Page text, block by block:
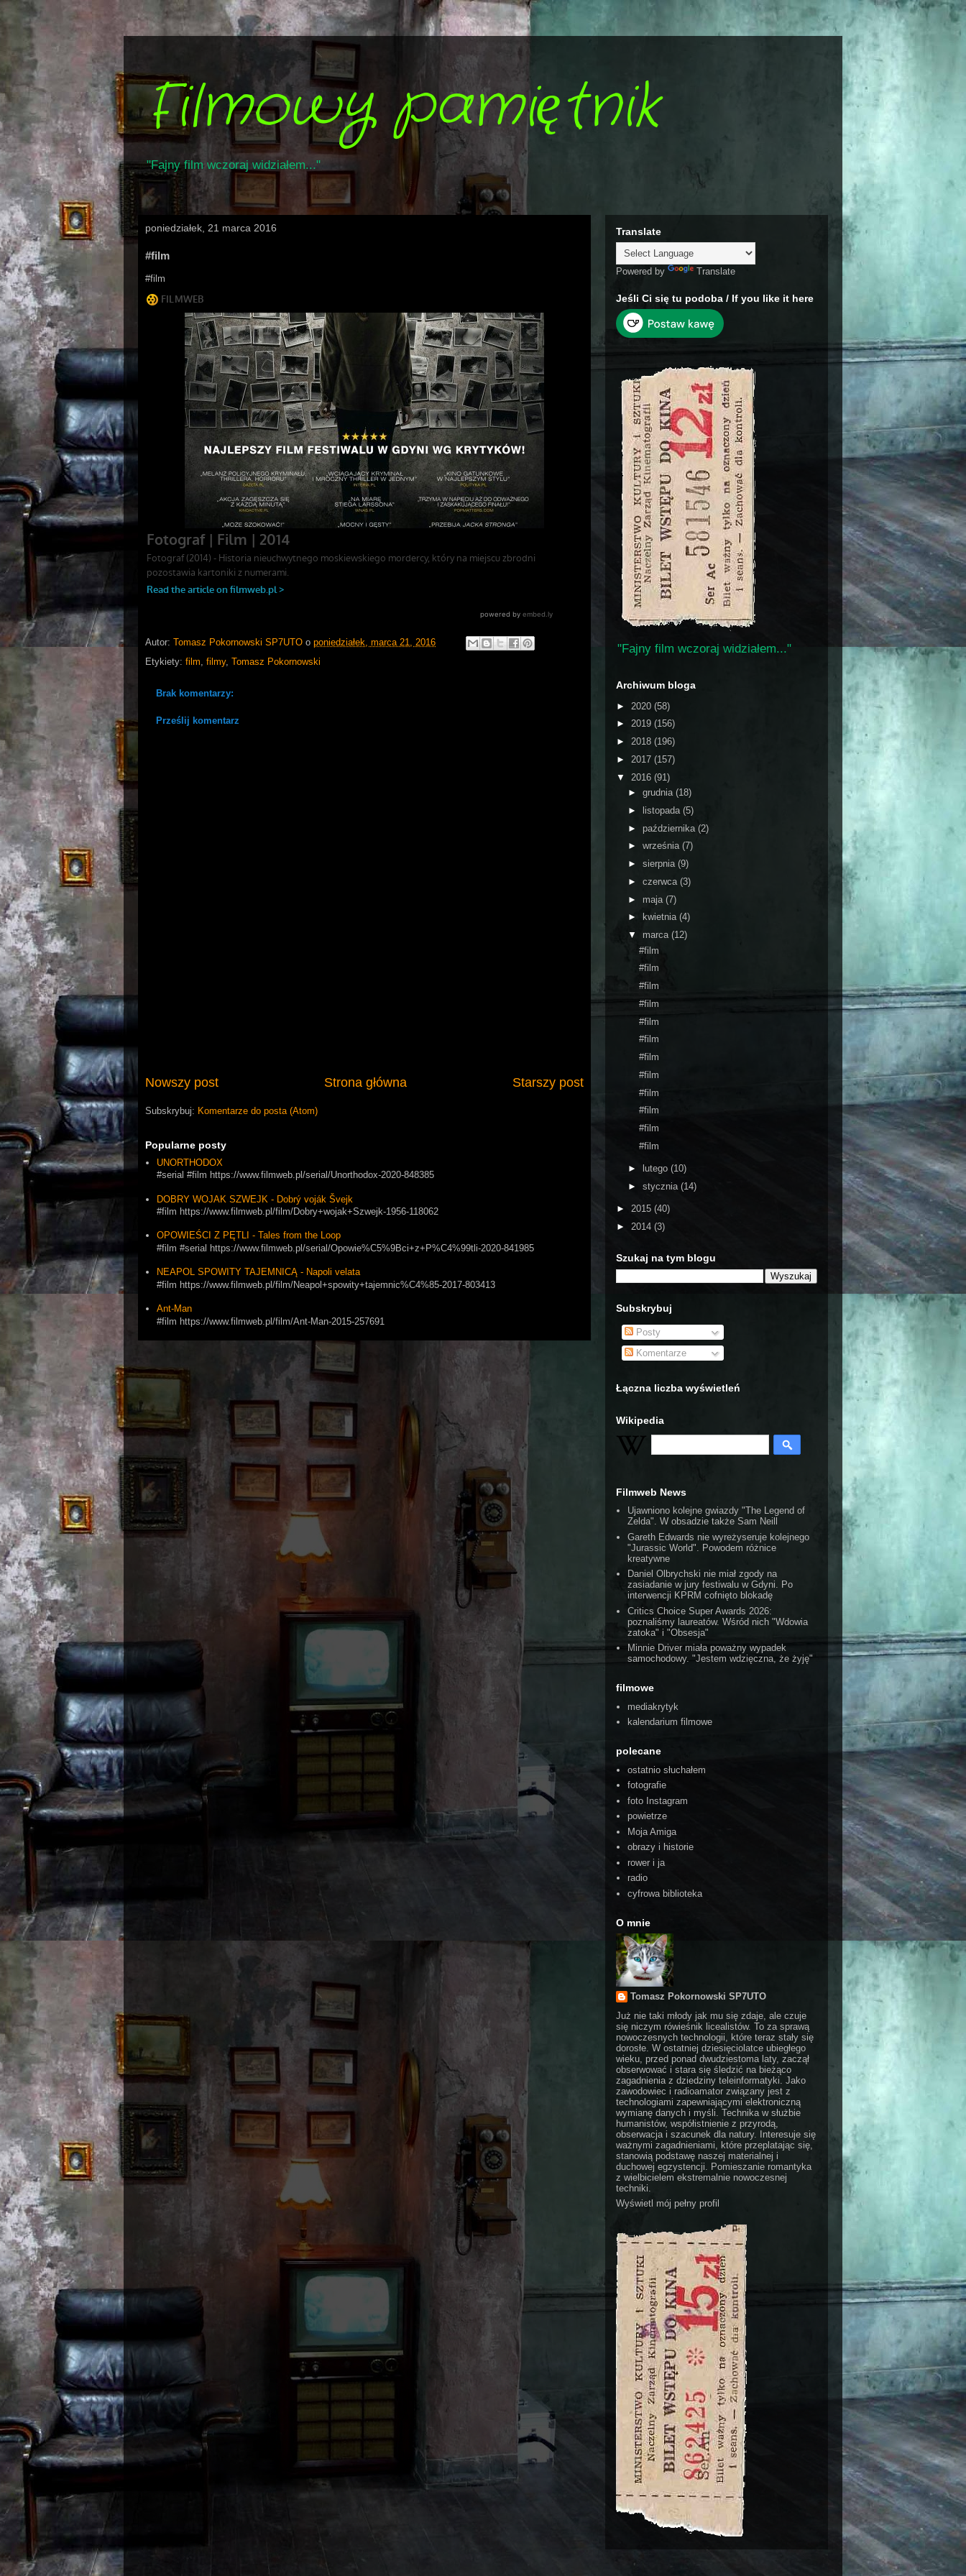
Filmowy pamiętnik
"Fajny film wczoraj widziałem..."
poniedziałek, 21 marca 2016
#film
#film
Autor: Tomasz Pokornowski SP7UTO o poniedziałek, marca 21, 2016
Etykiety: film, filmy, Tomasz Pokornowski
Brak komentarzy:
Prześlij komentarz
Nowszy post Starszy post
Strona główna
Subskrybuj: Komentarze do posta (Atom)
Popularne posty
UNORTHODOX
#serial #film https://www.filmweb.pl/serial/Unorthodox-2020-848385
DOBRY WOJAK SZWEJK - Dobrý voják Švejk
#film https://www.filmweb.pl/film/Dobry+wojak+Szwejk-1956-118062
OPOWIEŚCI Z PĘTLI - Tales from the Loop
#film #serial https://www.filmweb.pl/serial/Opowie%C5%9Bci+z+P%C4%99tli-2020-841985
NEAPOL SPOWITY TAJEMNICĄ - Napoli velata
#film https://www.filmweb.pl/film/Neapol+spowity+tajemnic%C4%85-2017-803413
Ant-Man
#film https://www.filmweb.pl/film/Ant-Man-2015-257691
Translate
Powered by Translate
Jeśli Ci się tu podoba / If you like it here
"Fajny film wczoraj widziałem..."
Archiwum bloga
► 2020 (58)
► 2019 (156)
► 2018 (196)
► 2017 (157)
▼ 2016 (91)
► grudnia (18)
►
listopada (5)
► października (2)
► września (7)
► sierpnia (9)
► czerwca (3)
► maja (7)
►
kwietnia (4)
▼ marca (12)
#film
#film
#film
#film
#film
#film
#film
#film
#film
#film
#film
#film
► lutego (10)
► stycznia (14)
► 2015 (40)
► 2014 (3)
Szukaj na tym blogu
Subskrybuj
Posty
Komentarze
Łączna liczba wyświetleń
Wikipedia
Filmweb News
Ujawniono kolejne gwiazdy "The Legend of
Zelda". W obsadzie także Sam Neill
Gareth Edwards nie wyreżyseruje kolejnego
"Jurassic World". Powodem różnice
kreatywne
Daniel Olbrychski nie miał zgody na
zasiadanie w jury festiwalu w Gdyni. Po
interwencji KPRM cofnięto blokadę
Critics Choice Super Awards 2026:
poznaliśmy laureatów. Wśród nich "Wdowia
zatoka" i "Obsesja"
Minnie Driver miała poważny wypadek
samochodowy. "Jestem wdzięczna, że żyję"
filmowe
mediakrytyk
kalendarium filmowe
polecane
ostatnio słuchałem
fotografie
foto Instagram
powietrze
Moja Amiga
obrazy i historie
rower i ja
radio
cyfrowa biblioteka
O mnie
Tomasz Pokornowski SP7UTO
Już nie taki młody jak mu się zdaje, ale czuje
się niczym rówieśnik licealistów. To za sprawą
nowoczesnych technologii, które teraz stały się
dorosłe. W ostatniej dziesięciolatce ubiegłego
wieku, przed ponad dwudziestoma laty, zaczął
obserwować i stara się śledzić na bieżąco
zagadnienia z dziedziny teleinformatyki. Jako
zawodowiec i radioamator związany jest z
technologiami zapewniającymi elektroniczną
wymianę danych i myśli. Technika w służbie
humanistów, współistnienie z przyrodą,
obserwacja i szacunek dla natury. Interesuje się
ważnymi zagadnieniami, które przeplatając się,
stanowią podstawę naszej materialnej i
duchowej egzystencji. Pomieszanie romantyka
z wielbicielem ekstremalnie nowoczesnej
techniki.
Wyświetl mój pełny profil